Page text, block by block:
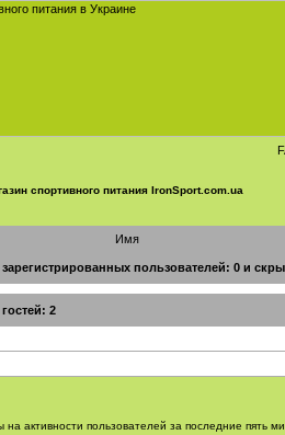
спортивного питания IronSport.com.ua
Имя
пользователей: 0 и
2
активности пользователей за последние пять